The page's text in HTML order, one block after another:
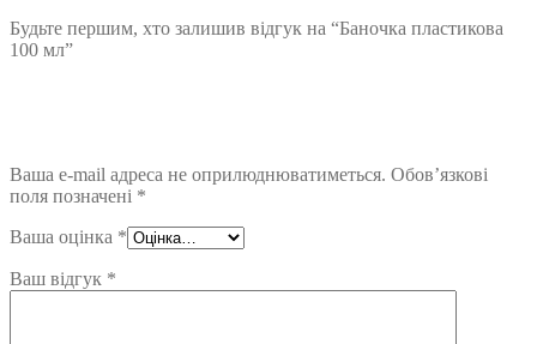
Будьте першим, хто залишив відгук на “Баночка пластикова
100 мл”
Ваша e-mail адреса не оприлюднюватиметься. Обов’язкові
поля позначені *
Ваша оцінка *
Ваш відгук *